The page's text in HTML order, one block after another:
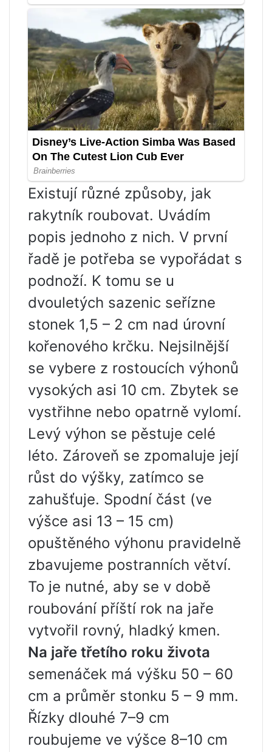
Existují různé způsoby, jak
rakytník roubovat. Uvádím
popis jednoho z nich. V první
řadě je potřeba se vypořádat s
podnoží. K tomu se u
dvouletých sazenic seřízne
stonek 1,5 – 2 cm nad úrovní
kořenového krčku. Nejsilnější
se vybere z rostoucích výhonů
vysokých asi 10 cm. Zbytek se
vystřihne nebo opatrně vylomí.
Levý výhon se pěstuje celé
léto. Zároveň se zpomaluje její
růst do výšky, zatímco se
zahušťuje. Spodní část (ve
výšce asi 13 – 15 cm)
opuštěného výhonu pravidelně
zbavujeme postranních větví.
To je nutné, aby se v době
roubování příští rok na jaře
vytvořil rovný, hladký kmen.
Na jaře třetího roku života
semenáček má výšku 50 – 60
cm a průměr stonku 5 – 9 mm.
Řízky dlouhé 7–9 cm
roubujeme ve výšce 8–10 cm